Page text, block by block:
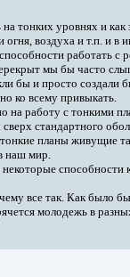
тонких уровнях и
воздуха и т.п. и в
работать
мы бы часто
бы и просто
ко всему привыкать.
работу с тонкими
стандартного
планы живущие
наш мир.
все так. Как было
молодежь в